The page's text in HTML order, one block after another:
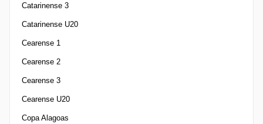
Catarinense 3
Catarinense U20
Cearense 1
Cearense 2
Cearense 3
Cearense U20
Copa Alagoas